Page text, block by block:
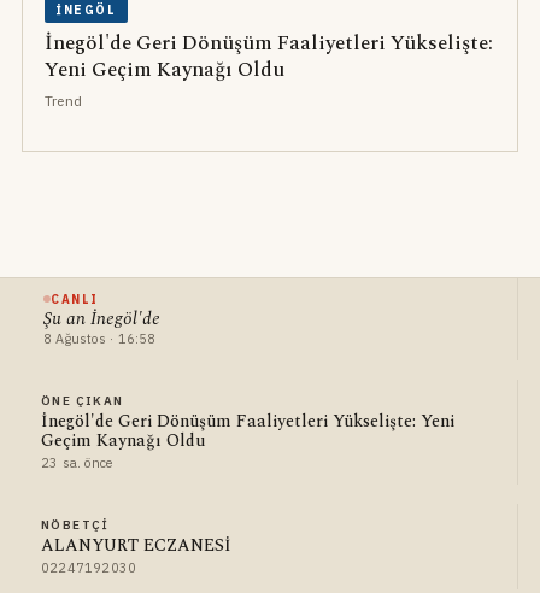
İNEGÖL
İnegöl'de Geri Dönüşüm Faaliyetleri Yükselişte:
Yeni Geçim Kaynağı Oldu
Trend
CANLI
Şu an İnegöl'de
8 Ağustos · 16:58
ÖNE ÇIKAN
İnegöl'de Geri Dönüşüm Faaliyetleri Yükselişte: Yeni
Geçim Kaynağı Oldu
23 sa. önce
NÖBETÇI
ALANYURT ECZANESİ
02247192030